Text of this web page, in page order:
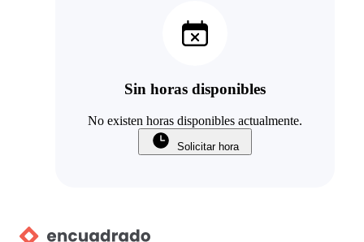
Sin horas disponibles
No existen horas disponibles actualmente.
Solicitar hora